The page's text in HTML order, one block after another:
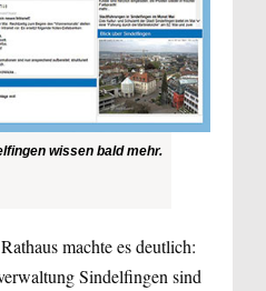
wissen bald mehr.
machte es deutlich:
Sindelfingen sind